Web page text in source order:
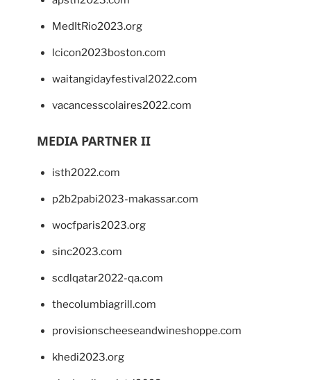
MedItRio2023.org
lcicon2023boston.com
waitangidayfestival2022.com
vacancesscolaires2022.com
MEDIA PARTNER II
isth2022.com
p2b2pabi2023-makassar.com
wocfparis2023.org
sinc2023.com
scdlqatar2022-qa.com
thecolumbiagrill.com
provisionscheeseandwineshoppe.com
khedi2023.org